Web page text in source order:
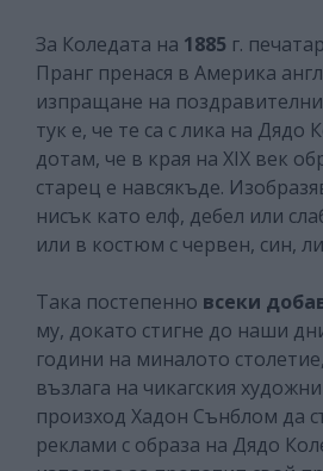
За Коледата на 1885 г.
Пранг пренася в Америка
изпращане на
тук е, че те са с лика на Дядо
дотам, че в края на XIX век
старец е навсякъде.
нисък като елф, дебел или
или в костюм с червен, син,
Така постепенно всеки
му, докато стигне до наши
години на миналото
възлага на чикагския
произход Хадон Сънблом да
реклами с образа на Дядо